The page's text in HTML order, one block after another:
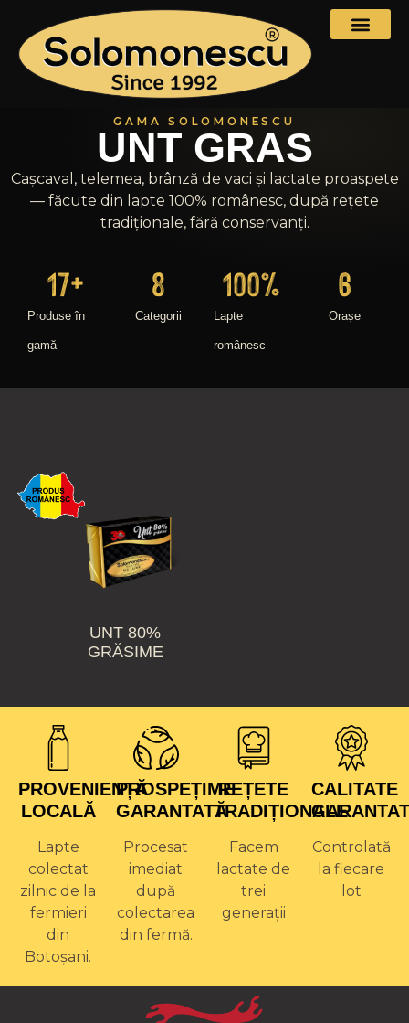
GAMA SOLOMONESCU
UNT GRAS
Cașcaval, telemea, brânză de vaci și lactate proaspete
— făcute din lapte 100% românesc, după rețete
tradiționale, fără conservanți.
Produse în
gamă
17+
Categorii
8
Lapte
românesc
100%
Orașe
6
UNT 80%
GRĂSIME
PROVENIENȚĂ
LOCALĂ
Lapte
colectat
zilnic de la
fermieri
din
Botoșani.
PROSPEȚIME
GARANTATĂ
Procesat
imediat
după
colectarea
din fermă.
REȚETE
TRADIȚIONALE
Facem
lactate de
trei
generații
CALITATE
Controlată
la fiecare
lot